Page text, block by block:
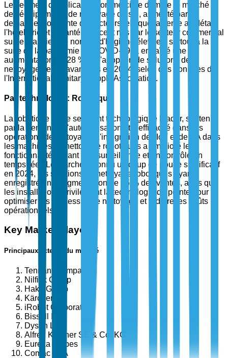
Le segment d'application commerciale domine le marché
des équipements de nettoyage de sol, alimenté par la
demande croissante de secteurs tels que la vente au détail,
l'hôtellerie et la santé. L'accent mis par le secteur commercial
sur le maintien de normes d'hygiène élevées, surtout à la
suite de la pandémie de COVID-19, a entraîné une
augmentation de 28 % de l'adoption de solutions de
nettoyage de sol avancées en 2024, selon des données de
l'International Sanitary Supply Association.
Par technologie : Robotique
La robotique est le segment technologique leader, soutenu
par la demande d'automatisation et d'efficacité dans les
opérations de nettoyage. L'intégration de l'IoT et de l'IA dans
les machines de nettoyage robotiques a amélioré leur
fonctionnalité, offrant une surveillance et un contrôle en
temps réel. Le marché a connu un coup de pouce significatif
en 2024, les solutions de nettoyage robotiques ayant
enregistré une augmentation de 45 % des ventes, alors que
les installations privilégient la technologie de pointe pour
optimiser les processus de nettoyage et réduire les coûts
opérationnels.
Key Market Players
Principaux acteurs du marché
Tennant Company
Nilfisk Group
Hako Group
Kärcher
iRobot Corporation
Bissell Inc.
Dyson Ltd.
Alfred Kärcher SE & Co. KG
Eureka Forbes
Comac SpA